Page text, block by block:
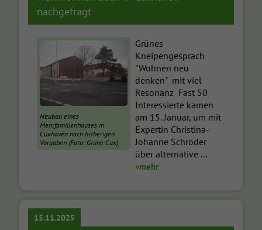
nachgefragt
Neubau eines
Mehrfamilienhauses in
Cuxhaven nach bisherigen
Vorgaben (Foto: Grüne Cux)
Grünes
Kneipengespräch
"Wohnen neu
denken" mit viel
Resonanz Fast 50
Interessierte kamen
am 15. Januar, um mit
Expertin Christina-
Johanne Schröder
über alternative ...
»mehr
15.11.2025